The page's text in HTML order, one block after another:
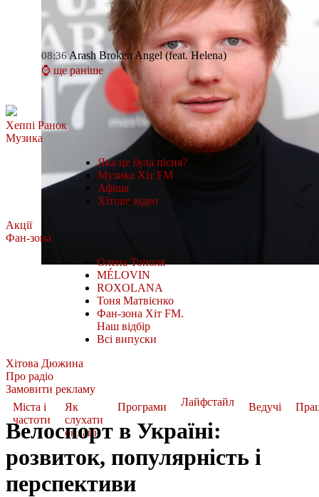
08:36 Arash Broken Angel (feat. Helena)
⌚ ще раніше
Хеппі Ранок
Музика
Яка це була пісня?
Музика Хіт FM
Афіша
Хітове відео
Акції
Фан-зона
Олена Тополя
MÉLOVIN
ROXOLANA
Тоня Матвієнко
Фан-зона Хіт FM.
Наш відбір
Всі випуски
Хітова Дюжина
Про радіо
Замовити рекламу
Міста і
частоти
Як
слухати
онлайн
Програми Лайфстайл Ведучі
Велоспорт в Україні:
розвиток, популярність і
перспективи